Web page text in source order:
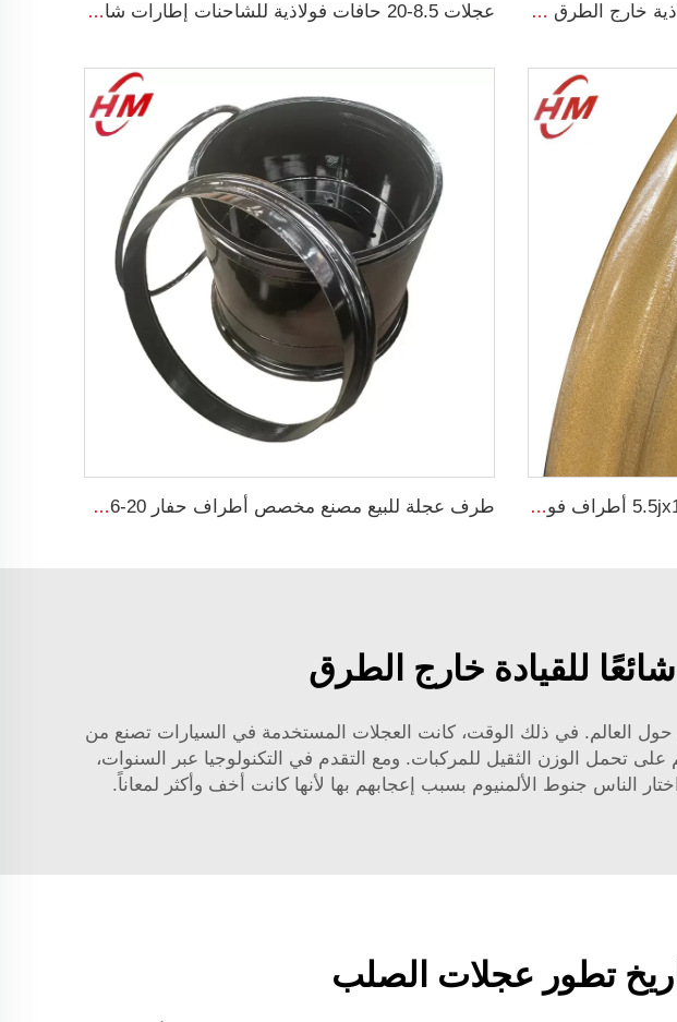
مصنع مخصص أطراف عجلات فولاذية خارج الطرق 13X15.5 لإطارات الحفارات 400/60-15.5 عجلات 8.5-20 حافات فولاذية للشاحنات إطارات شاحنة 1200-20 مخصصة بواسطة مصنع الحافة الصيني
أطراف مقطورة بقطر 16 بوصة 5.5jx16 أطراف فولاذية زراعية لمصنعي الإطارات 750-16 طرف عجلة للبيع مصنع مخصص أطراف حفار 20-26 لإطار 23.1-26
حول العالم. في ذلك الوقت، كانت العجلات المستخدمة في السيارات تصنع من
تحمل الوزن الثقيل للمركبات. ومع التقدم في التكنولوجيا عبر السنوات،
الناس جنوط الألمنيوم بسبب إعجابهم بها لأنها كانت أخف وأكثر لمعاناً.